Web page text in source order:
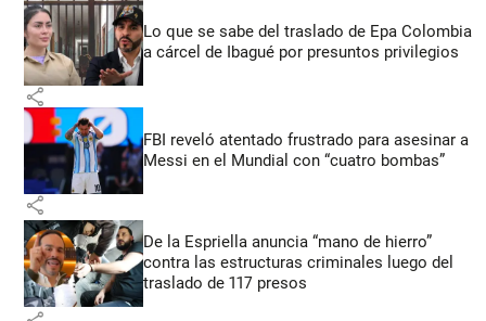
Lo que se sabe del traslado de Epa Colombia
a cárcel de Ibagué por presuntos privilegios
share
FBI reveló atentado frustrado para asesinar a
Messi en el Mundial con “cuatro bombas”
share
De la Espriella anuncia “mano de hierro”
contra las estructuras criminales luego del
traslado de 117 presos